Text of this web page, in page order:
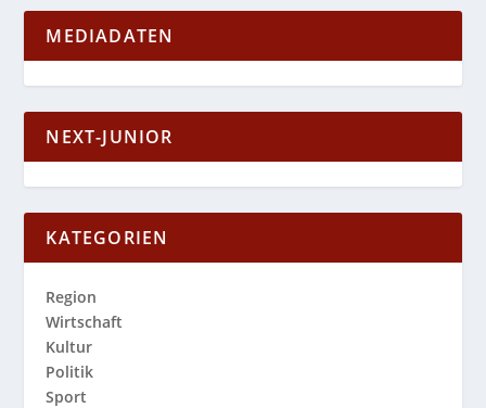
MEDIADATEN
NEXT-JUNIOR
KATEGORIEN
Region
Wirtschaft
Kultur
Politik
Sport